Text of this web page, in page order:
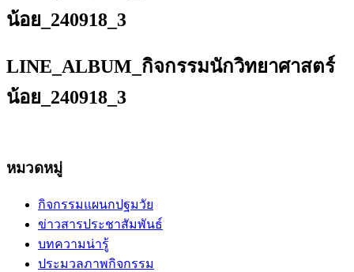
น้อย_240918_3
LINE_ALBUM_กิจกรรมนักวิทยาศาสตร์
น้อย_240918_3
หมวดหมู่
กิจกรรมแผนกปฐมวัย
ข่าวสารประชาสัมพันธ์
บทความน่ารู้
ประมวลภาพกิจกรรม